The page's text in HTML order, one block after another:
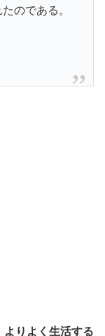
のである。
よりよく生活する